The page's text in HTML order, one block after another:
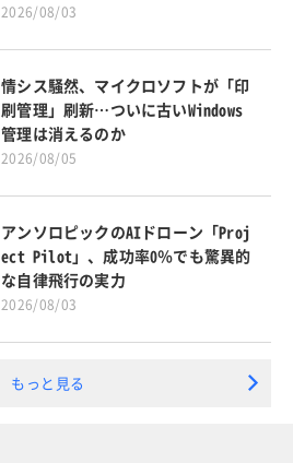
2026/08/03
情シス騒然、マイクロソフトが「印
刷管理」刷新…ついに古いWindows
管理は消えるのか
2026/08/05
アンソロピックのAIドローン「Proj
ect Pilot」、成功率0％でも驚異的
な自律飛行の実力
2026/08/03
もっと見る